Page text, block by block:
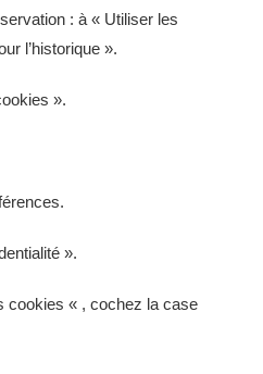
: à « Utiliser les
l’historique ».
».
».
cookies « , cochez la case